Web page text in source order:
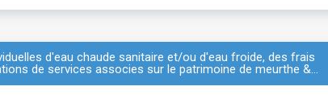
d'eau chaude sanitaire et/ou d'eau froide, des frais
de services associes sur le patrimoine de meurthe &…